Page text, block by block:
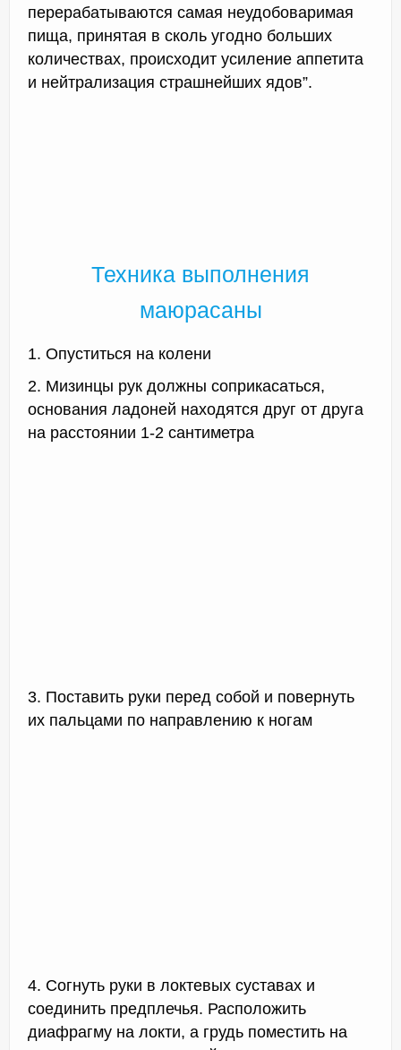
перерабатываются самая неудобоваримая
пища, принятая в сколь угодно больших
количествах, происходит усиление аппетита
и нейтрализация страшнейших ядов”.
Техника выполнения
маюрасаны
1. Опуститься на колени
2. Мизинцы рук должны соприкасаться,
основания ладоней находятся друг от друга
на расстоянии 1-2 сантиметра
3. Поставить руки перед собой и повернуть
их пальцами по направлению к ногам
4. Согнуть руки в локтевых суставах и
соединить предплечья. Расположить
диафрагму на локти, а грудь поместить на